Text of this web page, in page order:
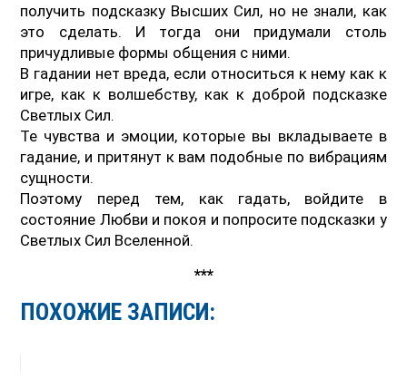
получить подсказку Высших Сил, но не знали, как
это сделать. И тогда они придумали столь
причудливые формы общения с ними.
В гадании нет вреда, если относиться к нему как к
игре, как к волшебству, как к доброй подсказке
Светлых Сил.
Те чувства и эмоции, которые вы вкладываете в
гадание, и притянут к вам подобные по вибрациям
сущности.
Поэтому перед тем, как гадать, войдите в
состояние Любви и покоя и попросите подсказки у
Светлых Сил Вселенной.
***
ПОХОЖИЕ ЗАПИСИ: